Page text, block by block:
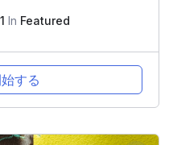
In Featured
する